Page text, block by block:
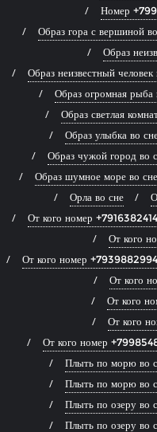
Номер
Образ гора с вершиной
Образ
Образ неизвестный человек
Образ огромная рыба
Образ светлая
Образ улыбка во
Образ чужой город во
Образ шумное море во сне
Орла во сне
От кого номер
От кого
От кого номер
От кого
От кого
От кого
От кого номер
Плыть по морю во
Плыть по морю во
Плыть по озеру во
Плыть по озеру во